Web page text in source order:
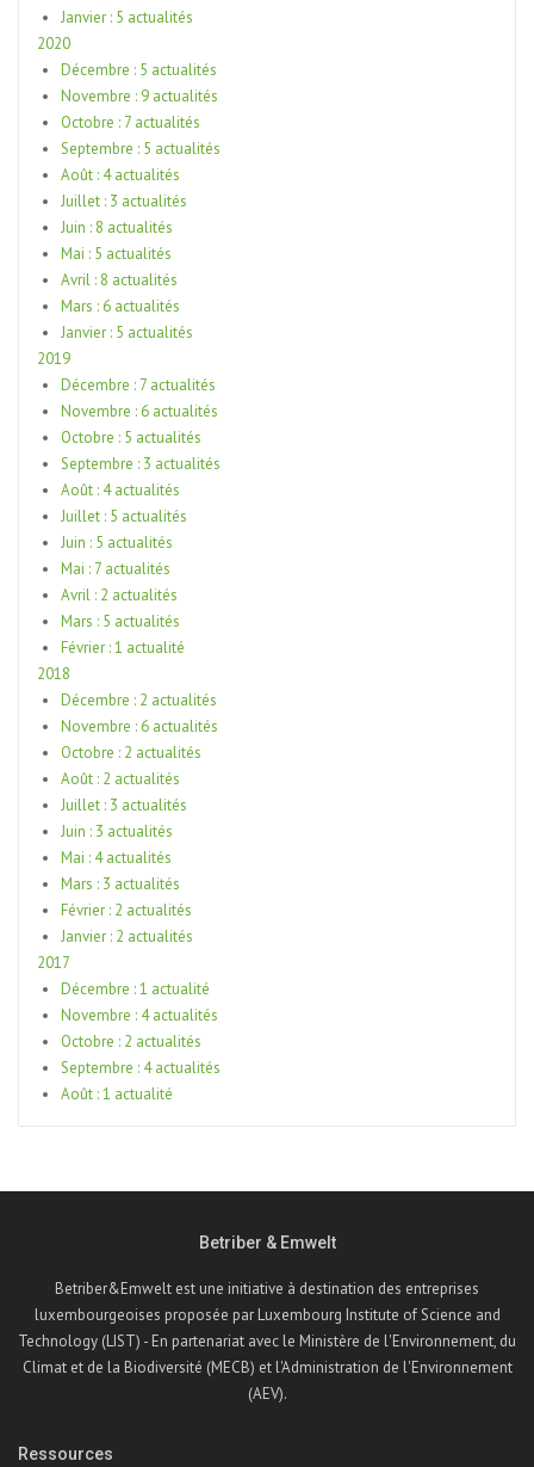
Janvier : 5 actualités
2020
Décembre : 5 actualités
Novembre : 9 actualités
Octobre : 7 actualités
Septembre : 5 actualités
Août : 4 actualités
Juillet : 3 actualités
Juin : 8 actualités
Mai : 5 actualités
Avril : 8 actualités
Mars : 6 actualités
Janvier : 5 actualités
2019
Décembre : 7 actualités
Novembre : 6 actualités
Octobre : 5 actualités
Septembre : 3 actualités
Août : 4 actualités
Juillet : 5 actualités
Juin : 5 actualités
Mai : 7 actualités
Avril : 2 actualités
Mars : 5 actualités
Février : 1 actualité
2018
Décembre : 2 actualités
Novembre : 6 actualités
Octobre : 2 actualités
Août : 2 actualités
Juillet : 3 actualités
Juin : 3 actualités
Mai : 4 actualités
Mars : 3 actualités
Février : 2 actualités
Janvier : 2 actualités
2017
Décembre : 1 actualité
Novembre : 4 actualités
Octobre : 2 actualités
Septembre : 4 actualités
Août : 1 actualité
Betriber & Emwelt
Betriber&Emwelt est une initiative à destination des entreprises
luxembourgeoises proposée par Luxembourg Institute of Science and
Technology (LIST) - En partenariat avec le Ministère de l'Environnement, du
Climat et de la Biodiversité (MECB) et l'Administration de l'Environnement
(AEV).
Ressources